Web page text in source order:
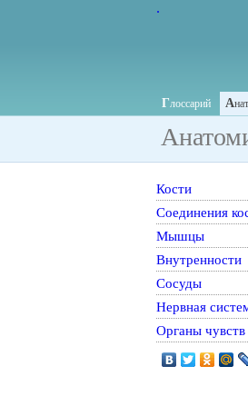
.
Глоссарий А
Кости
Соединения
Мышцы
Внутренности
Сосуды
Нервная
Органы чувств